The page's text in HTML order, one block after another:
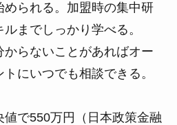
られる。加盟時の集中研
までしっかり学べる。
らないことがあればオー
にいつでも相談できる。
で550万円（日本政策金融